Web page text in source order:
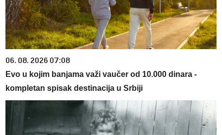
06. 08. 2026 07:08
Evo u kojim banjama važi vaučer od 10.000 dinara -
kompletan spisak destinacija u Srbiji